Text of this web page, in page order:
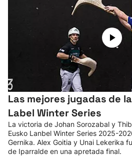
Las mejores jugadas de
Label Winter Series
La victoria de Johan Sorozabal y
Eusko Lanbel Winter Series 2025-
Gernika. Alex Goitia y Unai Lekerika
de Iparralde en una apretada final.